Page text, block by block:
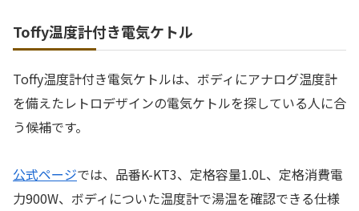
Toffy温度計付き電気ケトル
Toffy温度計付き電気ケトルは、ボディにアナログ温度計
を備えたレトロデザインの電気ケトルを探している人に合
う候補です。
公式ページでは、品番K-KT3、定格容量1.0L、定格消費電
力900W、ボディについた温度計で湯温を確認できる仕様